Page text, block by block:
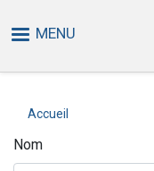
MENU
Accueil
Nom